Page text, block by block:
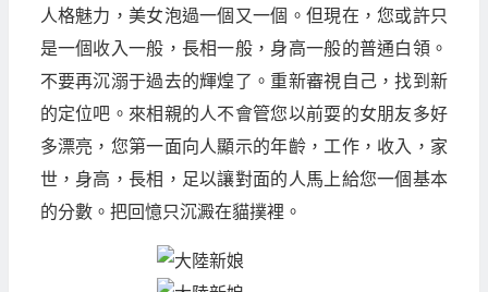
人格魅力，美女泡過一個又一個。但現在，您或許只
是一個收入一般，長相一般，身高一般的普通白領。
不要再沉溺于過去的輝煌了。重新審視自己，找到新
的定位吧。來相親的人不會管您以前耍的女朋友多好
多漂亮，您第一面向人顯示的年齡，工作，收入，家
世，身高，長相，足以讓對面的人馬上給您一個基本
的分數。把回憶只沉澱在貓撲裡。